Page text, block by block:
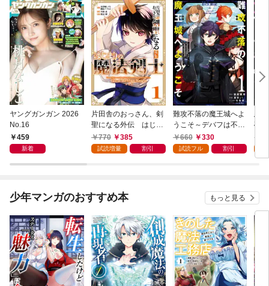
ヤングガンガン 2026
No.16
459
新着
片田舎のおっさん、剣
聖になる外伝 はじま
りの魔法剣士 1巻
770 385
試読増量 割引
難攻不落の魔王城へよ
うこそ～デバフは不要
と勇者パーティーを追
い出された黒魔導士、
660 330
試読フル 割引
悪
破
叩
つ
か
少年マンガのおすすめ本 もっと見る